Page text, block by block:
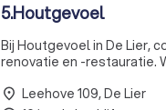
5.Houtgevoel
Bij Houtgevoel in De Lier,
renovatie en -restauratie.
place Leehove 109, De Lier